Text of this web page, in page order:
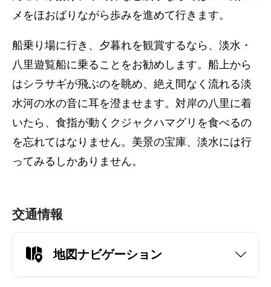
メをほおばりながら歩みを進めて行きます。
船乗り場に行き、夕暮れを観賞するなら、淡水・
八里遊覧船に乗ることをお勧めします。船上から
はシラサギが飛ぶのを眺め、絶え間なく流れる淡
水河の水の音に耳を澄ませます。対岸の八里に着
いたら、食指が動くクジャクハマグリを食べるの
を忘れてはなりません。美景の宝庫、淡水には行
ってみるしかありません。
交通情報
地図ナビゲーション